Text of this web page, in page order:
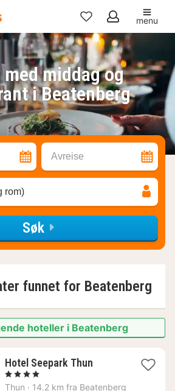
Mine
favoritter
menu
middag og
i Beatenberg
Avreise
rom)
Søk
funnet for Beatenberg
hoteller i Beatenberg
Hotel Seepark Thun1
fra
, 4 Stjerner
Thun · 14.2 km fra Beatenberg